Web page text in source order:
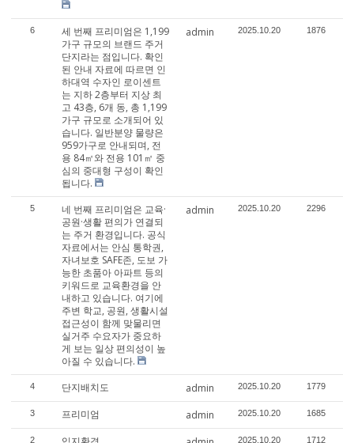
6
세 번째 프리미엄은 1,199
가구 규모의 브랜드 주거
단지라는 점입니다. 확인
된 안내 자료에 따르면 인
하대역 수자인 로이센트
는 지하 2층부터 지상 최
고 43층, 6개 동, 총 1,199
가구 규모로 소개되어 있
습니다. 일반분양 물량은
959가구로 안내되며, 전
용 84㎡와 전용 101㎡ 중
심의 중대형 구성이 확인
됩니다.
admin 2025.10.20 1876
5
네 번째 프리미엄은 교육·
공원·생활 편의가 연결되
는 주거 환경입니다. 공식
자료에서는 안심 통학권,
자녀보호 SAFE존, 도보 가
능한 초품아 아파트 등의
키워드로 교육환경을 안
내하고 있습니다. 여기에
주변 학교, 공원, 생활시설
접근성이 함께 맞물리면
실거주 수요자가 중요하
게 보는 일상 편의성이 높
아질 수 있습니다.
admin 2025.10.20 2296
4 단지배치도 admin 2025.10.20 1779
3 프리미엄 admin 2025.10.20 1685
2 2025.10.20 1712